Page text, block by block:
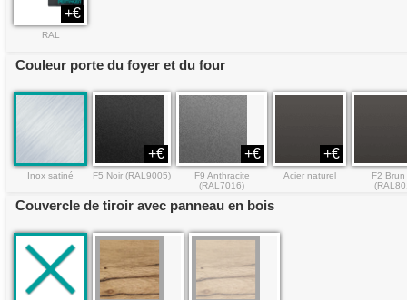
+€
RAL
Couleur porte du foyer et du four
Inox satiné
+€
F5 Noir (RAL9005)
+€
F9 Anthracite
(RAL7016)
+€
Acier naturel
F2 Brun
Couvercle de tiroir avec panneau en bois